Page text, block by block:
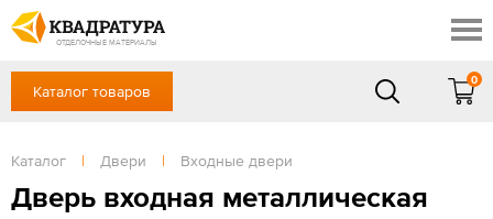
ОТДЕЛОЧНЫЕ МАТЕРИАЛЫ
Профи
Контакты
Доставка и оплата
Выставочный зал
Готовые решения
Отзывы
+7 (383) 209-98-97
Сб, Вс — выходной
ЗАКАЗАТЬ ЗВОНОК
Каталог товаров
0
Каталог | Двери | Входные двери
Дверь входная металлическая